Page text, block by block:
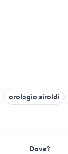
orologio airoldi
Dove?